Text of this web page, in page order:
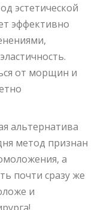
эстетической
эффективно
от морщин и
альтернатива
метод признан
а
почти сразу же
и